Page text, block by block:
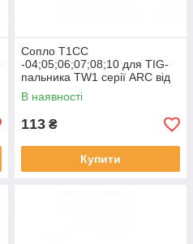
Сопло T1CC
-04;05;06;07;08;10 для TIG-
пальника TW1 серії ARC від
PARKER
В наявності
113 ₴
Купити